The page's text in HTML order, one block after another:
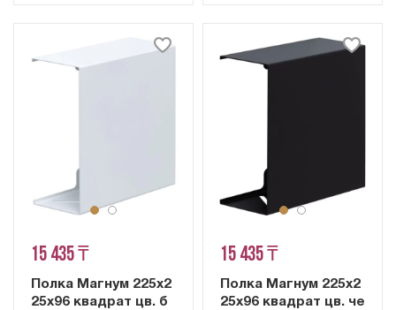
15 435 ₸
Полка Магнум 225х2
25х96 квадрат цв. б
15 435 ₸
Полка Магнум 225х2
25х96 квадрат цв. че